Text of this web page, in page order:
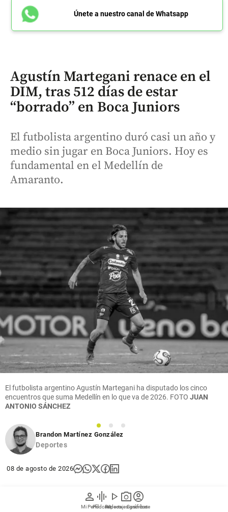
person
Mi Perfil
graphic_eq
Pódcast
play_arrow
Videos
photo_camera
Reportajes gráficos
account_circle
Suscríbete
Únete a nuestro canal de Whatsapp
Agustín Martegani renace en el
DIM, tras 512 días de estar
“borrado” en Boca Juniors
El futbolista argentino duró casi un año y
medio sin jugar en Boca Juniors. Hoy es
fundamental en el Medellín de
Amaranto.
El futbolista argentino Agustín Martegani ha disputado los cinco
encuentros que suma Medellín en lo que va de 2026. FOTO JUAN
ANTONIO SÁNCHEZ
1 2
3
Brandon Martínez González
Deportes
08 de agosto de 2026
Agustín Martegani duró 512 días sin jugar un
partido oficial. El futbolista argentino estuvo un año